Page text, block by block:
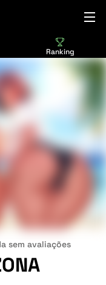
Ranking
sem avaliações